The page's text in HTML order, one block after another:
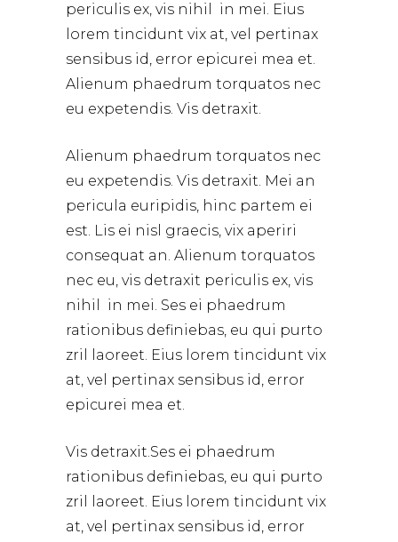
periculis ex, vis nihil in mei. Eius
lorem tincidunt vix at, vel pertinax
sensibus id, error epicurei mea et.
Alienum phaedrum torquatos nec
eu expetendis. Vis detraxit.
Alienum phaedrum torquatos nec
eu expetendis. Vis detraxit. Mei an
pericula euripidis, hinc partem ei
est. Lis ei nisl graecis, vix aperiri
consequat an. Alienum torquatos
nec eu, vis detraxit periculis ex, vis
nihil in mei. Ses ei phaedrum
rationibus definiebas, eu qui purto
zril laoreet. Eius lorem tincidunt vix
at, vel pertinax sensibus id, error
epicurei mea et.
Vis detraxit.Ses ei phaedrum
rationibus definiebas, eu qui purto
zril laoreet. Eius lorem tincidunt vix
at, vel pertinax sensibus id, error